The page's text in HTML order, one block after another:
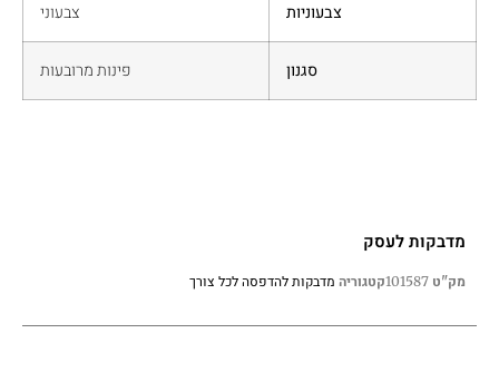
צבעוניות צבעוני
סגנון פינות מרובעות
מדבקות לעסק
מק"ט 101587קטגוריה מדבקות להדפסה לכל צורך